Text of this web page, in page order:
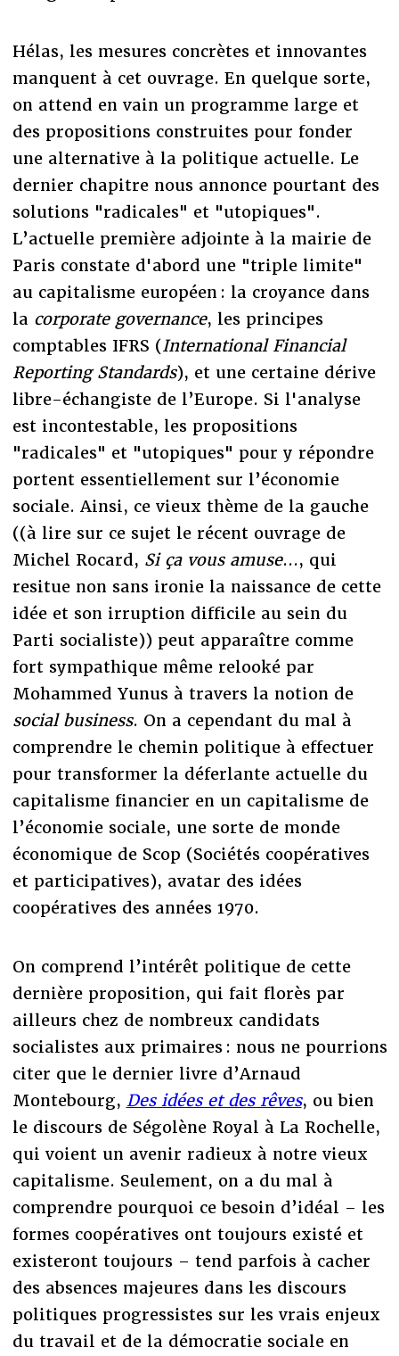
Hélas, les mesures concrètes et innovantes
manquent à cet ouvrage. En quelque sorte,
on attend en vain un programme large et
des propositions construites pour fonder
une alternative à la politique actuelle. Le
dernier chapitre nous annonce pourtant des
solutions "radicales" et "utopiques".
L’actuelle première adjointe à la mairie de
Paris constate d'abord une "triple limite"
au capitalisme européen : la croyance dans
la corporate governance, les principes
comptables IFRS (International Financial
Reporting Standards), et une certaine dérive
libre-échangiste de l’Europe. Si l'analyse
est incontestable, les propositions
"radicales" et "utopiques" pour y répondre
portent essentiellement sur l’économie
sociale. Ainsi, ce vieux thème de la gauche
((à lire sur ce sujet le récent ouvrage de
Michel Rocard, Si ça vous amuse..., qui
resitue non sans ironie la naissance de cette
idée et son irruption difficile au sein du
Parti socialiste)) peut apparaître comme
fort sympathique même relooké par
Mohammed Yunus à travers la notion de
social business. On a cependant du mal à
comprendre le chemin politique à effectuer
pour transformer la déferlante actuelle du
capitalisme financier en un capitalisme de
l’économie sociale, une sorte de monde
économique de Scop (Sociétés coopératives
et participatives), avatar des idées
coopératives des années 1970.
On comprend l’intérêt politique de cette
dernière proposition, qui fait florès par
ailleurs chez de nombreux candidats
socialistes aux primaires : nous ne pourrions
citer que le dernier livre d’Arnaud
Montebourg, Des idées et des rêves, ou bien
le discours de Ségolène Royal à La Rochelle,
qui voient un avenir radieux à notre vieux
capitalisme. Seulement, on a du mal à
comprendre pourquoi ce besoin d’idéal – les
formes coopératives ont toujours existé et
existeront toujours – tend parfois à cacher
des absences majeures dans les discours
politiques progressistes sur les vrais enjeux
du travail et de la démocratie sociale en